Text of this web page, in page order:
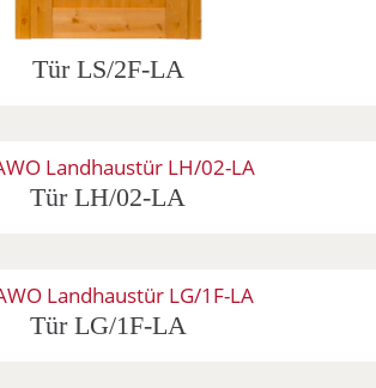
Tür LS/2F-LA
Tür LH/02-LA
Tür LG/1F-LA